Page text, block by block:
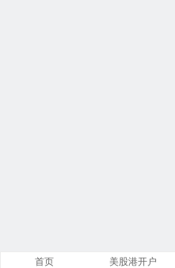
首页 美股港开户